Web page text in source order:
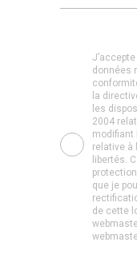
données
la
les
2004
modifiant
relative à
libertés.
que je
de cette